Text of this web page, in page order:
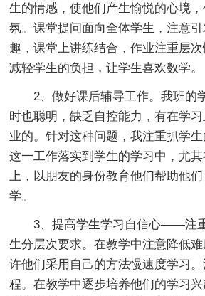
生的情感，使他们产生愉悦的心境
氛。课堂提问面向全体学生，注意
趣，课堂上讲练结合，作业注重层次
减轻学生的负担，让学生喜欢数学。
2、做好课后辅导工作。我班的
时也聪明，缺乏自控能力，有在学
业的。针对这种问题，我注重抓学
这一工作落实到学生的学习中，尤
上，以朋友的身份教育他们帮助他
学。
3、提高学生学习自信心——注重
生分层次要求。在教学中注意降低
许他们采用自己的方法慢速度学习
程。在教学中逐步培养他们的学习